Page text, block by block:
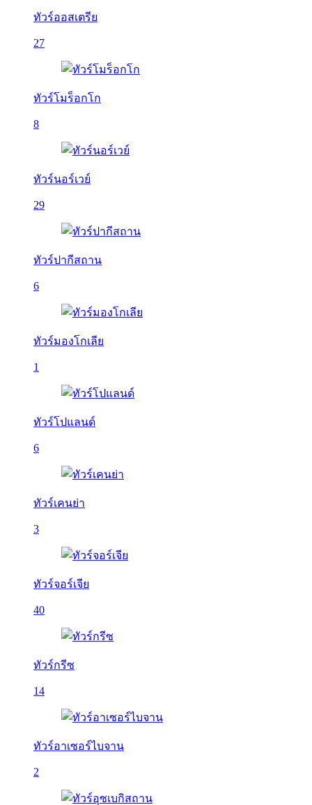
ทัวร์ออสเตรีย
27
ทัวร์โมร็อกโก
8
ทัวร์นอร์เวย์
29
ทัวร์ปากีสถาน
6
ทัวร์มองโกเลีย
1
ทัวร์โปแลนด์
6
ทัวร์เคนย่า
3
ทัวร์จอร์เจีย
40
ทัวร์กรีซ
14
ทัวร์อาเซอร์ไบจาน
2